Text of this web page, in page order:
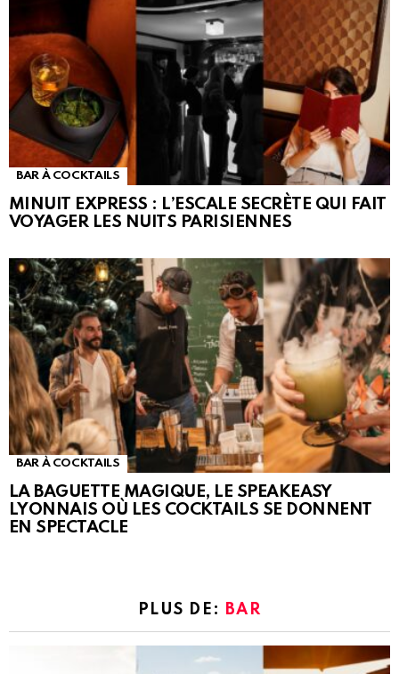
BAR À COCKTAILS
MINUIT EXPRESS : L’ESCALE SECRÈTE QUI FAIT
VOYAGER LES NUITS PARISIENNES
BAR À COCKTAILS
LA BAGUETTE MAGIQUE, LE SPEAKEASY
LYONNAIS OÙ LES COCKTAILS SE DONNENT
EN SPECTACLE
PLUS DE: BAR